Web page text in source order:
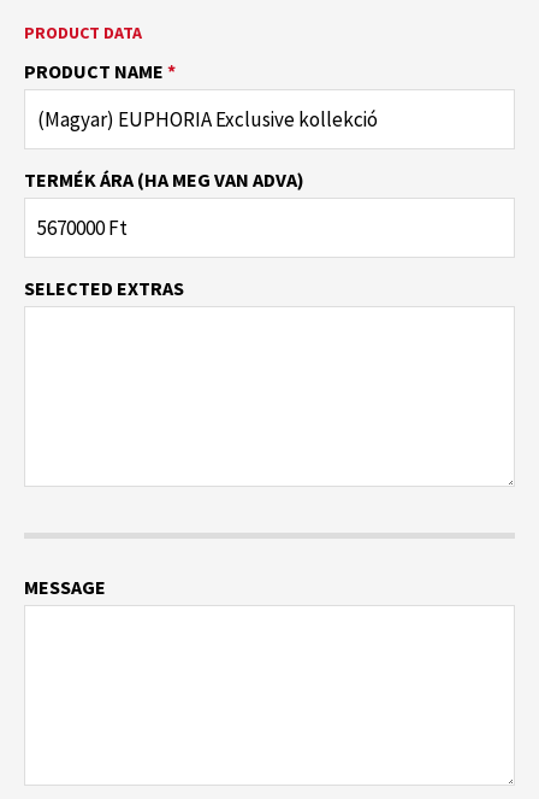
PRODUCT DATA
PRODUCT NAME *
TERMÉK ÁRA (HA MEG VAN ADVA)
SELECTED EXTRAS
MESSAGE